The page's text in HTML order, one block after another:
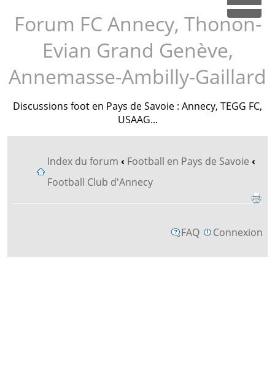
INSTAGRAM
Forum FC Annecy, Thonon-
Evian Grand Genève,
Annemasse-Ambilly-Gaillard
Discussions foot en Pays de Savoie : Annecy, TEGG FC,
USAAG...
Index du forum ‹ Football en Pays de Savoie ‹
Football Club d'Annecy
FAQ Connexion